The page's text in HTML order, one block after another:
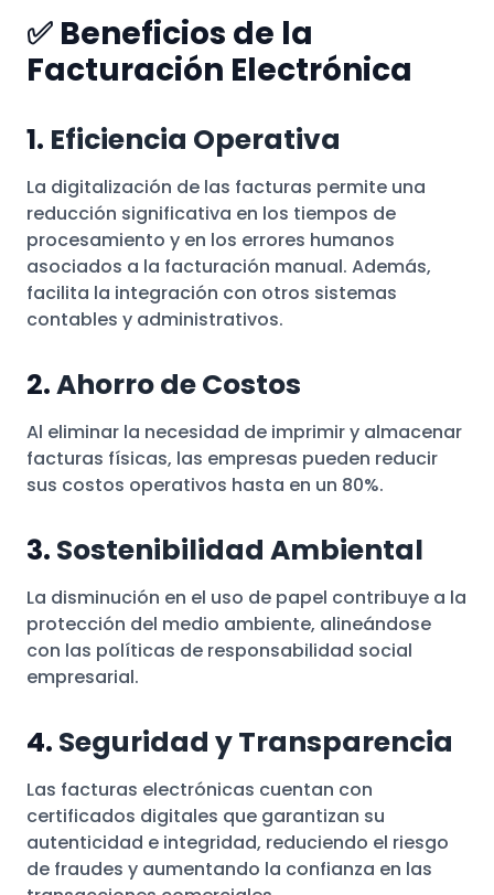
✅ Beneficios de la
Facturación Electrónica
1. Eficiencia Operativa
La digitalización de las facturas permite una
reducción significativa en los tiempos de
procesamiento y en los errores humanos
asociados a la facturación manual. Además,
facilita la integración con otros sistemas
contables y administrativos.
2.Ahorro de Costos
Al eliminar la necesidad de imprimir y almacenar
facturas físicas, las empresas pueden reducir
sus costos operativos hasta en un 80%.
3. Sostenibilidad Ambiental
La disminución en el uso de papel contribuye a la
protección del medio ambiente, alineándose
con las políticas de responsabilidad social
empresarial.
4. Seguridad y Transparencia
Las facturas electrónicas cuentan con
certificados digitales que garantizan su
autenticidad e integridad, reduciendo el riesgo
de fraudes y aumentando la confianza en las